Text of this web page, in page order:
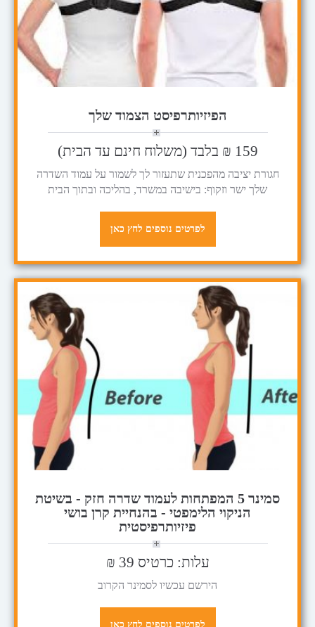
הפיזיותרפיסט הצמוד שלך
159 ₪ בלבד (משלוח חינם עד הבית)
חגורת יציבה מהפכנית שתעזור לך לשמור על עמוד השדרה
שלך ישר וזקוף: בישיבה במשרד, בהליכה ובתוך הבית
לפרטים נוספים לחץ כאן
סמינר 5 המפתחות לעמוד שדרה חזק - בשיטת
הניקוי הלימפטי - בהנחיית קרן בושי
פיזיותרפיסטית
עלות: כרטיס 39 ₪
הירשם עכשיו לסמינר הקרוב
לפרטים נוספים לחץ כאן